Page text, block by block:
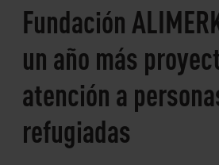
Fundación
un año más
atención a
refugiadas